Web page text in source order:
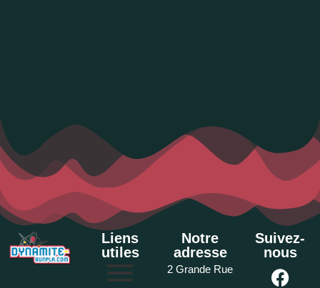
Liens
utiles
Notre
adresse
2 Grande Rue
Suivez-
nous